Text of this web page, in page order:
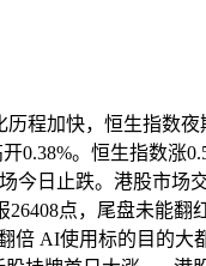
加快，恒生指数夜
0.38%。恒生指数
今日止跌。港股市
点，尾盘未能
AI使用标的目的